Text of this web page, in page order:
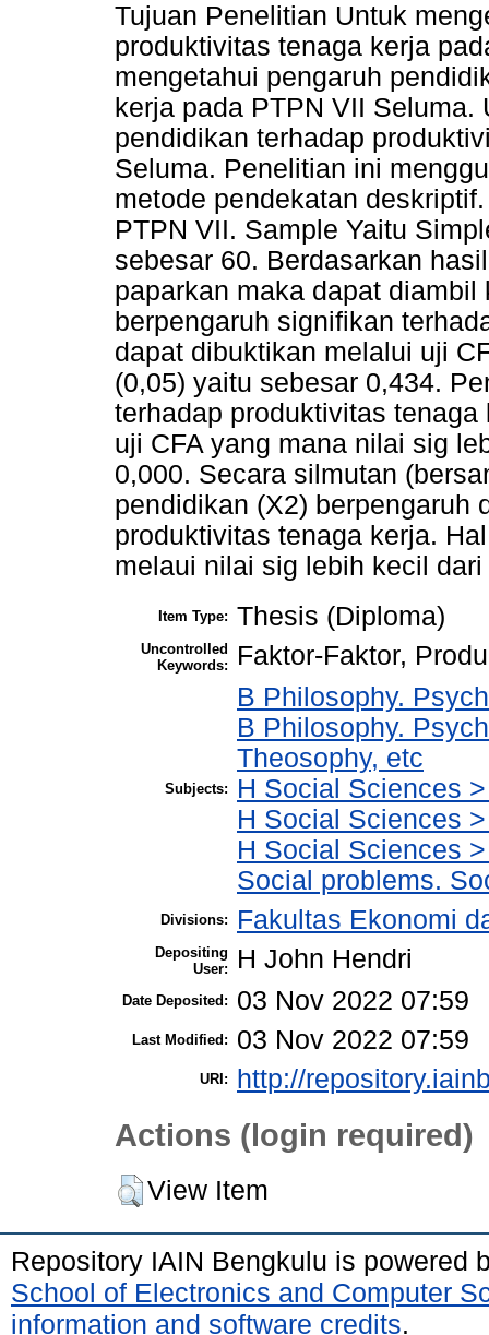
Tujuan Penelitian Untuk
produktivitas tenaga kerja
mengetahui pengaruh
kerja pada PTPN VII
pendidikan terhadap
Seluma. Penelitian ini
metode pendekatan
PTPN VII. Sample Yaitu
sebesar 60. Berdasarkan
paparkan maka dapat
berpengaruh signifikan
dapat dibuktikan melalui uji
(0,05) yaitu sebesar 0,434.
terhadap produktivitas
uji CFA yang mana nilai sig
0,000. Secara silmutan
pendidikan (X2) berpengaruh
produktivitas tenaga kerja.
melaui nilai sig lebih kecil
Item Type: Thesis (Diploma)
Uncontrolled
Keywords:
Faktor-Faktor,
Subjects:
B Philosophy.
B Philosophy.
Theosophy, etc
H Social Sciences
H Social Sciences
H Social Sciences
Social problems.
Divisions: Fakultas Ekonomi
Depositing
User:
H John Hendri
Date Deposited: 03 Nov 2022 07:59
Last Modified: 03 Nov 2022 07:59
URI: http://
Actions (login required)
View Item
Repository IAIN Bengkulu is powered
School of Electronics and Computer
information and software credits.